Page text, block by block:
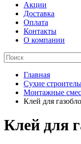
Акции
Доставка
Оплата
Контакты
О компании
Главная
Сухие
Монтажные
Клей для
Клей для